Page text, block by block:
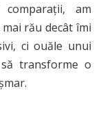
am
rău decât îmi
ci ouăle unui
transforme o